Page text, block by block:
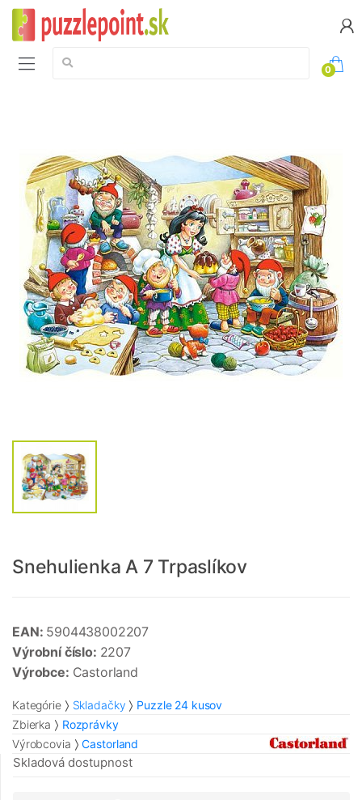
Vyhledávání:
0
Snehulienka A 7 Trpaslíkov
EAN: 5904438002207
Výrobní číslo: 2207
Výrobce: Castorland
Kategórie Skladačky
Puzzle 24 kusov
Zbierka
Rozprávky
Výrobcovia
Castorland
Skladová dostupnost